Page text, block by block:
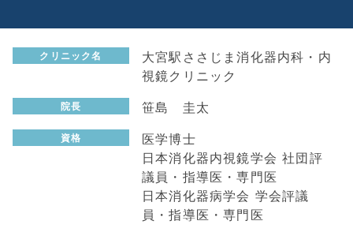
クリニック名
大宮駅ささじま消化器内科・内
視鏡クリニック
院長 笹島 圭太
資格
医学博士
日本消化器内視鏡学会 社団評
議員・指導医・専門医
日本消化器病学会 学会評議
員・指導医・専門医